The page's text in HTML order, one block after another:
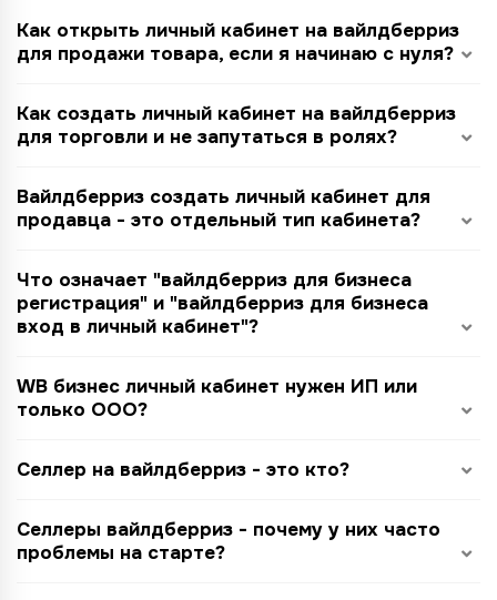
Как открыть личный кабинет на вайлдберриз
для продажи товара, если я начинаю с нуля?
Как создать личный кабинет на вайлдберриз
для торговли и не запутаться в ролях?
Вайлдберриз создать личный кабинет для
продавца - это отдельный тип кабинета?
Что означает "вайлдберриз для бизнеса
регистрация" и "вайлдберриз для бизнеса
вход в личный кабинет"?
WB бизнес личный кабинет нужен ИП или
только ООО?
Селлер на вайлдберриз - это кто?
Селлеры вайлдберриз - почему у них часто
проблемы на старте?